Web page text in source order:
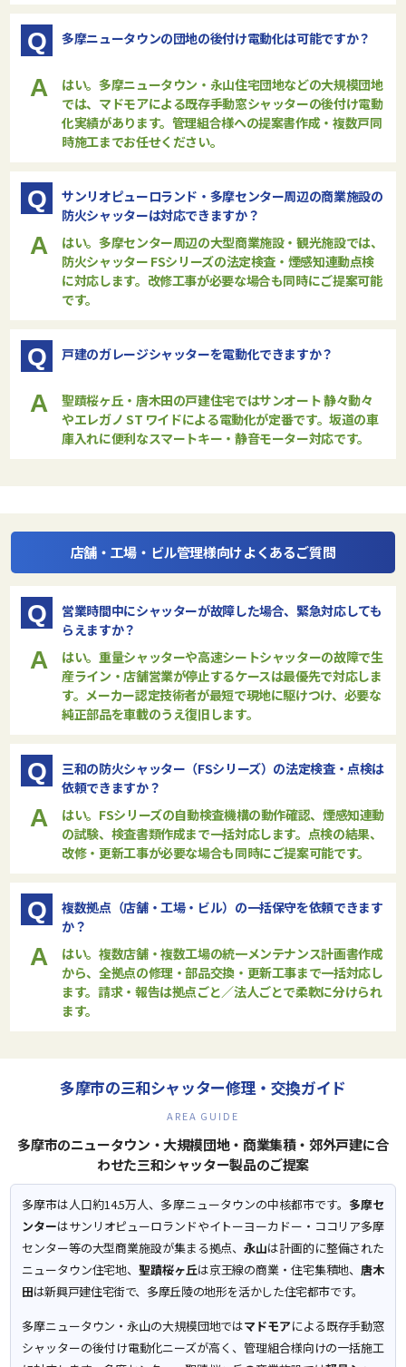
Q 多摩ニュータウンの団地の後付け電動化は可能ですか？
A
はい。多摩ニュータウン・永山住宅団地などの大規模団地
では、 マドモアによる既存手動窓シャッターの後付け電動
化実績があります。管理組合様への提案書作成・複数戸同
時施工までお任せください。
Q
サンリオピューロランド・多摩センター周辺の商業施設の
防火シャッターは対応できますか？
A
はい。多摩センター周辺の大型商業施設・観光施設では、
防火シャッター FSシリーズの法定検査・煙感知連動点検
に対応します。改修工事が必要な場合も同時にご提案可能
です。
Q 戸建のガレージシャッターを電動化できますか？
A 聖蹟桜ヶ丘・唐木田の戸建住宅ではサンオート 静々動々
やエレガノ ST ワイドによる電動化が定番です。坂道の車
庫入れに便利なスマートキー・静音モーター対応です。
店舗・工場・ビル管理様向けよくあるご質問
Q
営業時間中にシャッターが故障した場合、緊急対応しても
らえますか？
A
はい。重量シャッターや高速シートシャッターの故障で生
産ライン・店舗営業が停止するケースは最優先で対応しま
す。メーカー認定技術者が最短で現地に駆けつけ、必要な
純正部品を車載のうえ復旧します。
Q
三和の防火シャッター（FSシリーズ）の法定検査・点検は
依頼できますか？
A
はい。FSシリーズの自動検査機構の動作確認、煙感知連動
の試験、検査書類作成まで一括対応します。点検の結果、
改修・更新工事が必要な場合も同時にご提案可能です。
Q
複数拠点（店舗・工場・ビル）の一括保守を依頼できます
か？
A
はい。複数店舗・複数工場の統一メンテナンス計画書作成
から、全拠点の修理・部品交換・更新工事まで一括対応し
ます。請求・報告は拠点ごと／法人ごとで柔軟に分けられ
ます。
多摩市の三和シャッター修理・交換ガイド
AREA GUIDE
多摩市のニュータウン・大規模団地・商業集積・郊外戸建に合
わせた三和シャッター製品のご提案
多摩市は人口約14.5万人、多摩ニュータウンの中核都市です。 多摩セ
ンターはサンリオピューロランドやイトーヨーカドー・ココリア多摩
センター等の大型商業施設が集まる拠点、永山は計画的に整備された
ニュータウン住宅地、聖蹟桜ヶ丘は京王線の商業・住宅集積地、唐木
田は新興戸建住宅街で、多摩丘陵の地形を活かした住宅都市です。
多摩ニュータウン・永山の大規模団地ではマドモアによる既存手動窓
シャッターの後付け電動化ニーズが高く、管理組合様向けの一括施工